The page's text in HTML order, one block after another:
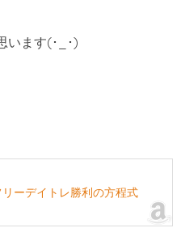
います(･_･)
ーデイトレ勝利の方程式